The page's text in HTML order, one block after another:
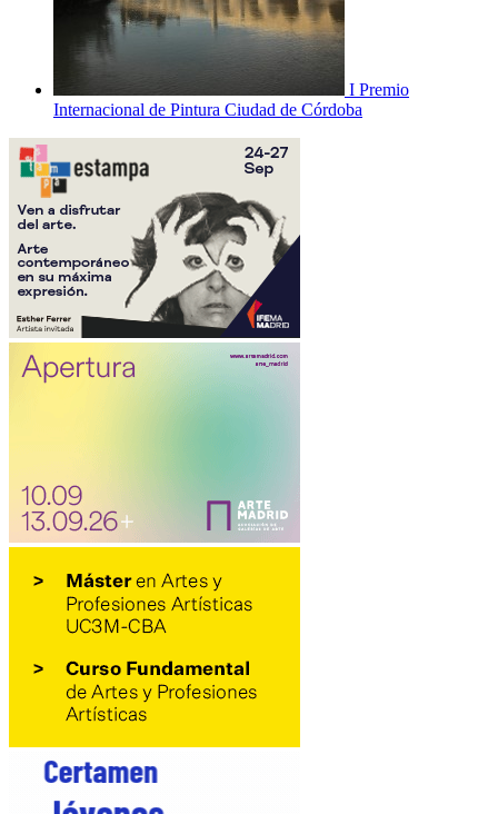
I Premio
Internacional de Pintura Ciudad de Córdoba